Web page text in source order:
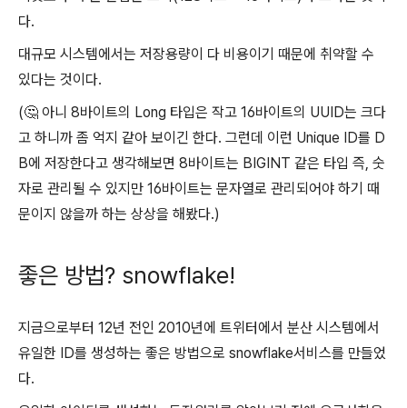
다.
대규모 시스템에서는 저장용량이 다 비용이기 때문에 취약할 수
있다는 것이다.
(🤔 아니 8바이트의 Long 타입은 작고 16바이트의 UUID는 크다
고 하니까 좀 억지 같아 보이긴 한다. 그런데 이런 Unique ID를 D
B에 저장한다고 생각해보면 8바이트는 BIGINT 같은 타입 즉, 숫
자로 관리될 수 있지만 16바이트는 문자열로 관리되어야 하기 때
문이지 않을까 하는 상상을 해봤다.)
좋은 방법? snowflake!
지금으로부터 12년 전인 2010년에 트위터에서 분산 시스템에서
유일한 ID를 생성하는 좋은 방법으로 snowflake서비스를 만들었
다.